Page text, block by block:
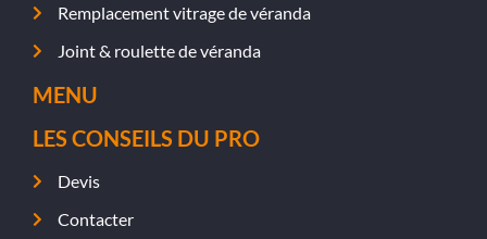
Remplacement vitrage de véranda
Joint & roulette de véranda
MENU
LES CONSEILS DU PRO
Devis
Contacter